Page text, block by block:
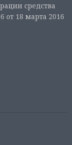
средства
18 марта 2016